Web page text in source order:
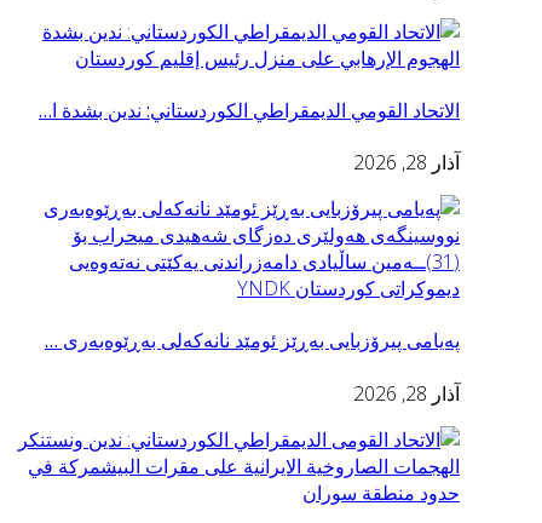
الاتحاد القومي الديمقراطي الكوردستاني: ندين بشدة ا…
آذار 28, 2026
پەیامی پیرۆزبایی به‌ڕێز ئومێد نانەکەلی بەڕێوەبەری …
آذار 28, 2026